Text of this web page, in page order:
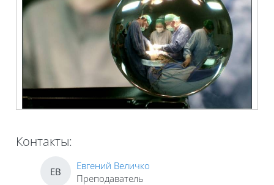
Контакты:
ЕВ
Евгений Величко
Преподаватель